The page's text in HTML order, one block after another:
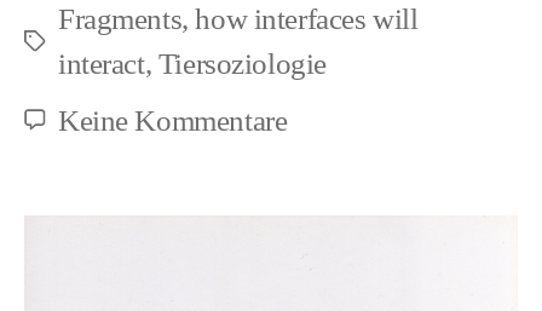
Schlagwörter
Fragments,how interfaces will
interact, Tiersoziologie
Keine Kommentarezu
Societies